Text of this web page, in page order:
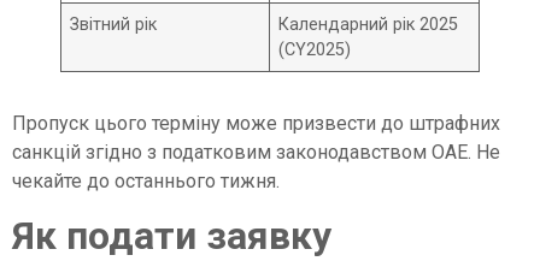
Звітний рік
Календарний рік 2025
(CY2025)
Пропуск цього терміну може призвести до штрафних
санкцій згідно з податковим законодавством ОАЕ. Не
чекайте до останнього тижня.
Як подати заявку